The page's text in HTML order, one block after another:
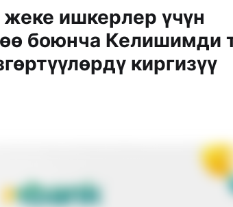
ишкерлер үчүн
боюнча Келишимди
киргизүү